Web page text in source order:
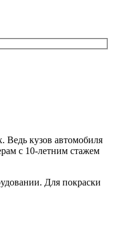
Ведь кузов автомобиля
с 10-летним стажем
Для покраски